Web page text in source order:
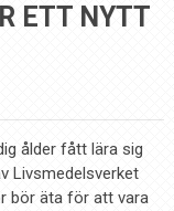
ETT NYTT
ålder fått lära sig
Livsmedelsverket
bör äta för att vara